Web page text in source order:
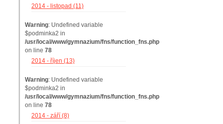
2014 - listopad (11)
Warning: Undefined variable
$podminka2 in
/usr/local/www/gymnazium/fns/function_fns.php
on line 78
2014 - říjen (13)
Warning: Undefined variable
$podminka2 in
/usr/local/www/gymnazium/fns/function_fns.php
on line 78
2014 - září (8)